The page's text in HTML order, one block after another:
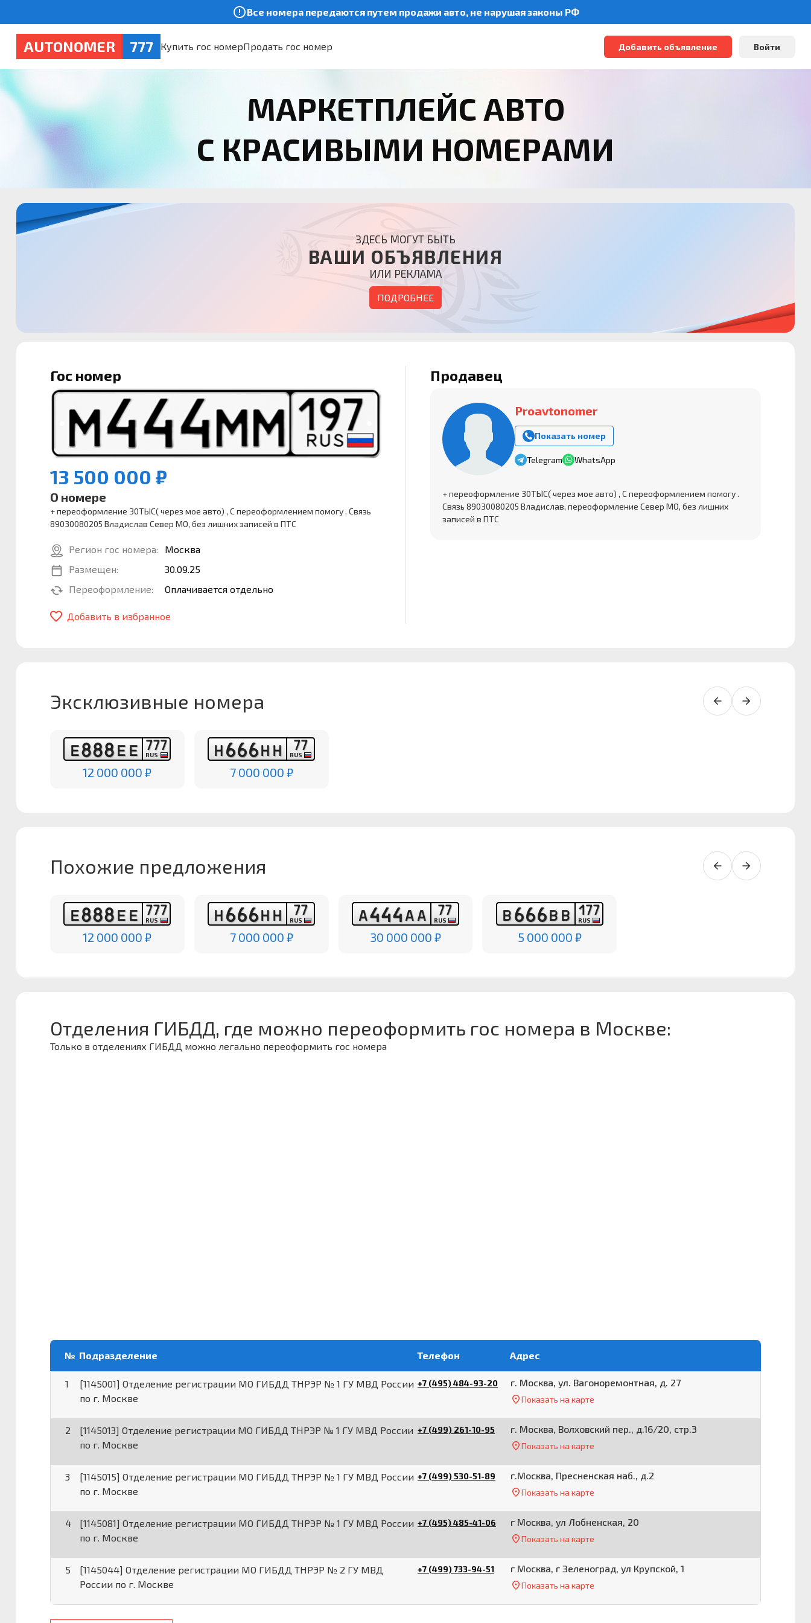
Все номера передаются путем продажи авто, не нарушая законы РФ
AUTONOMER 777 Купить гос номерПродать гос номер Добавить объявление Войти
МАРКЕТПЛЕЙС АВТО
С КРАСИВЫМИ НОМЕРАМИ
ЗДЕСЬ МОГУТ БЫТЬ
ВАШИ ОБЪЯВЛЕНИЯ
ИЛИ РЕКЛАМА
ПОДРОБНЕЕ
Гос номер
13 500 000 ₽
О номере
+ переоформление 30ТЫС( через мое авто) , С переоформлением помогу . Связь
89030080205 Владислав Север МО, без лишних записей в ПТС
Регион гос номера:
Москва
Размещен:
30.09.25
Переоформление:
Оплачивается отдельно
Добавить в избранное
Продавец
Proavtonomer
Показать номер
Telegram WhatsApp
+ переоформление 30ТЫС( через мое авто) , С переоформлением помогу .
Связь 89030080205 Владислав, переоформление Север МО, без лишних
записей в ПТС
Эксклюзивные номера
Е888Е Е 777
RUS
12 000 000 ₽
Н666Н Н 77
RUS
7 000 000 ₽
Похожие предложения
Е888Е Е 777
RUS
12 000 000 ₽
Н666Н Н 77
RUS
7 000 000 ₽
А444А А 77
RUS
30 000 000 ₽
В666В В 177
RUS
5 000 000 ₽
Отделения ГИБДД, где можно переоформить гос номера в Москве:
Только в отделениях ГИБДД можно легально переоформить гос номера
№ Подразделение Телефон Адрес
1
[1145001] Отделение регистрации МО ГИБДД ТНРЭР № 1 ГУ МВД России
по г. Москве
+7 (495) 484-93-20 г. Москва, ул. Вагоноремонтная, д. 27
Показать на карте
2
[1145013] Отделение регистрации МО ГИБДД ТНРЭР № 1 ГУ МВД России
по г. Москве
+7 (499) 261-10-95 г. Москва, Волховский пер., д.16/20, стр.3
Показать на карте
3
[1145015] Отделение регистрации МО ГИБДД ТНРЭР № 1 ГУ МВД России
по г. Москве
+7 (499) 530-51-89 г.Москва, Пресненская наб., д.2
Показать на карте
4
[1145081] Отделение регистрации МО ГИБДД ТНРЭР № 1 ГУ МВД России
по г. Москве
+7 (495) 485-41-06 г Москва, ул Лобненская, 20
Показать на карте
5
[1145044] Отделение регистрации МО ГИБДД ТНРЭР № 2 ГУ МВД
России по г. Москве
+7 (499) 733-94-51 г Москва, г Зеленоград, ул Крупской, 1
Показать на карте